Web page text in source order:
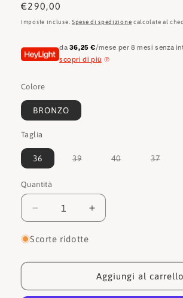
Prezzo
di
€290,00
Imposte incluse. Spese di spedizione calcolate al
da 36,25 €/mese per 8 mesi senza
scopri di più
Colore
BRONZO
Taglia
36 39Variante
disponibile
40Variante
37
Quantità
Quantità
Diminuisci
quantità
per
quintana
10325.00
Aumenta
quantità
quintana
Sandalo
10325.00
Scorte ridotte
Aggiungi al carrello